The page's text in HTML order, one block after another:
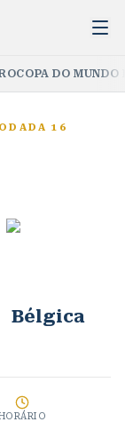
COPA DO
16
Bélgica